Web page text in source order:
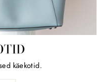
käekotid.